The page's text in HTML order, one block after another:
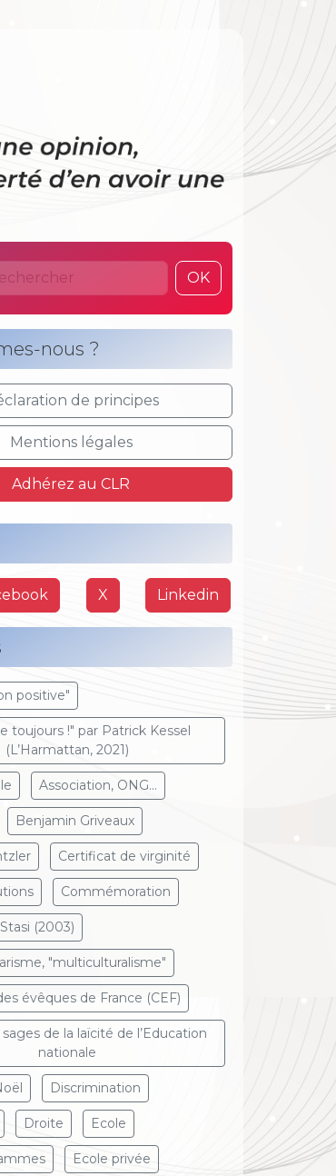
laïcité
OK
nous ?
de principes
Mentions légales
Adhérez au CLR
X Linkedin
positive"
toujours !" par Patrick Kessel
(L’Harmattan, 2021)
Association, ONG...
Benjamin Griveaux
Certificat de virginité
Commémoration
(2003)
"multiculturalisme"
évêques de France (CEF)
de la laïcité de l’Education
nationale
Discrimination
Droite Ecole
Ecole privée